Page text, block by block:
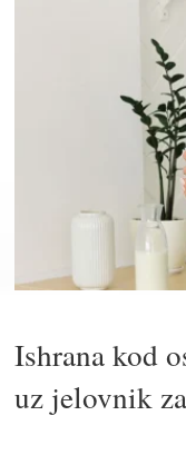
Ishrana kod
uz jelovnik